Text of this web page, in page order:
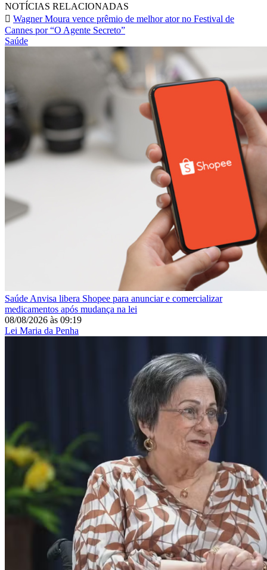
NOTÍCIAS RELACIONADAS
Wagner Moura vence prêmio de melhor ator no Festival de
Cannes por “O Agente Secreto”
Saúde
Saúde Anvisa libera Shopee para anunciar e comercializar
medicamentos após mudança na lei
08/08/2026 às 09:19
Lei Maria da Penha